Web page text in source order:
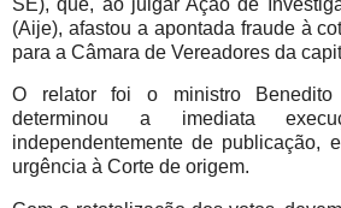
(Aije), afastou a apontada fraude à
para a Câmara de Vereadores da
O relator foi o ministro Benedito
determinou a imediata
independentemente de publicação,
urgência à Corte de origem.